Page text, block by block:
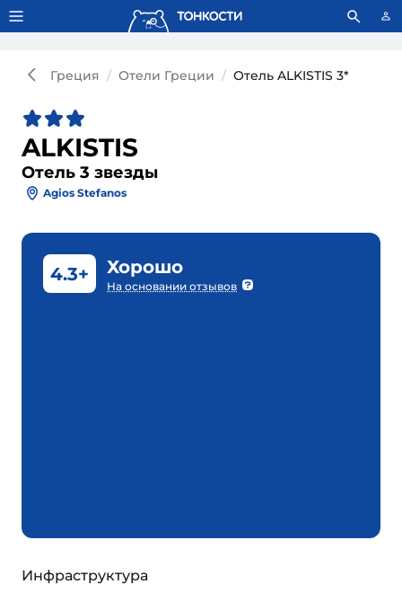
Тонкости используют сookie-файлы. Что это значит?
Греция Отели Греции Отель ALKISTIS 3*
ALKISTIS
Отель 3 звезды
Agios Stefanos
4.3+ Хорошо
На основании отзывов
Инфраструктура